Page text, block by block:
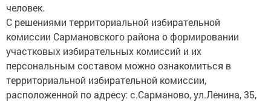
человек.
С решениями территориальной избирательной
комиссии Сармановского района о формировании
участковых избирательных комиссий и их
персональным составом можно ознакомиться в
территориальной избирательной комиссии,
расположенной по адресу: с.Сарманово, ул.Ленина, 35,